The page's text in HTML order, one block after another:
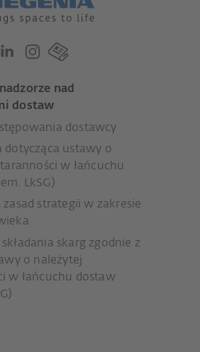
nad
dostaw
dostawcy
dotycząca ustawy o
w łańcuchu
LkSG)
zasad strategii w zakresie
skarg zgodnie z
o należytej
w łańcuchu dostaw